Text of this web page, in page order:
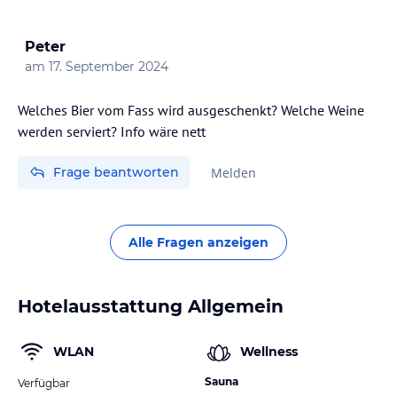
Peter
am 17. September 2024
Welches Bier vom Fass wird ausgeschenkt? Welche Weine
werden serviert? Info wäre nett
Frage beantworten Melden
Alle Fragen anzeigen
Hotelausstattung Allgemein
WLAN
Verfügbar
Wellness
Sauna